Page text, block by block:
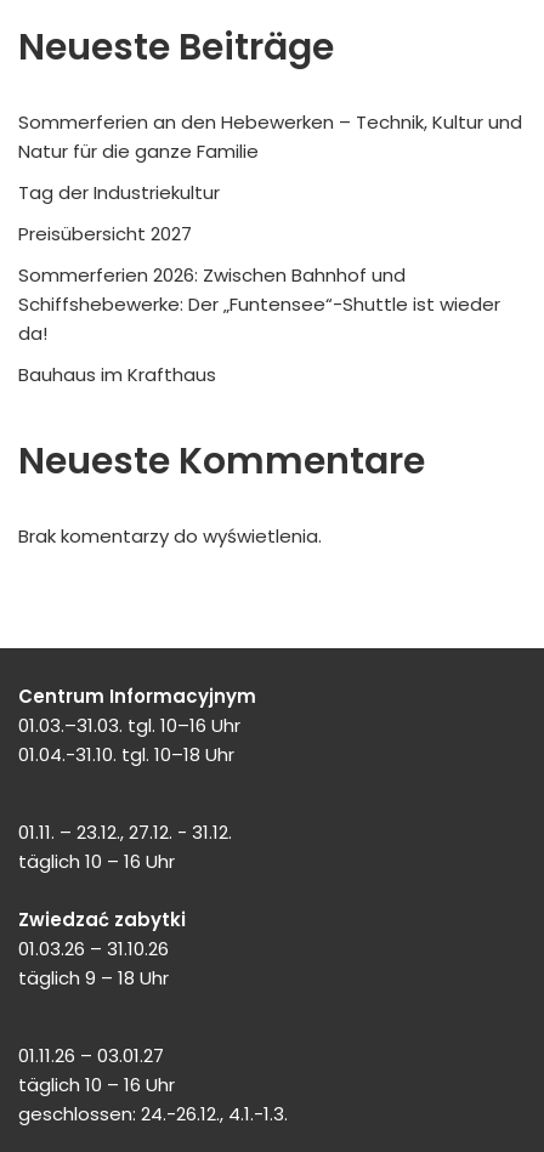
Neueste Beiträge
Sommerferien an den Hebewerken – Technik, Kultur und
Natur für die ganze Familie
Tag der Industriekultur
Preisübersicht 2027
Sommerferien 2026: Zwischen Bahnhof und
Schiffshebewerke: Der „Funtensee“-Shuttle ist wieder
da!
Bauhaus im Krafthaus
Neueste Kommentare
Brak komentarzy do wyświetlenia.
Centrum Informacyjnym
01.03.–31.03. tgl. 10–16 Uhr
01.04.-31.10. tgl. 10–18 Uhr
01.11. – 23.12., 27.12. - 31.12.
täglich 10 – 16 Uhr
Zwiedzać zabytki
01.03.26 – 31.10.26
täglich 9 – 18 Uhr
01.11.26 – 03.01.27
täglich 10 – 16 Uhr
geschlossen: 24.-26.12., 4.1.-1.3.